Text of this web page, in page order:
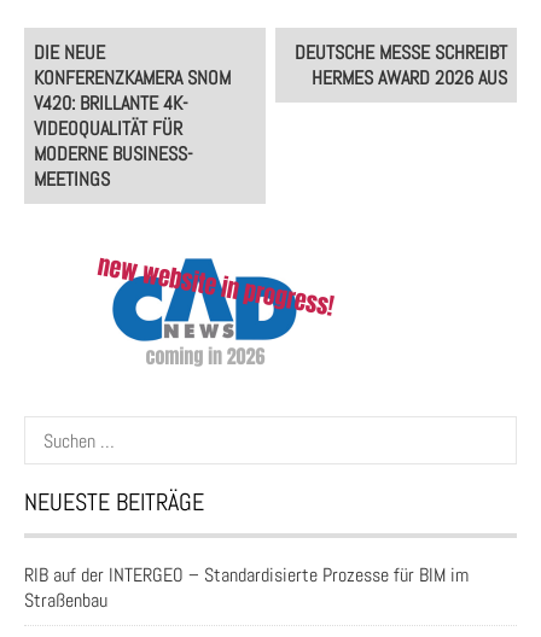
Post
navigation
DIE NEUE
KONFERENZKAMERA SNOM
V420: BRILLANTE 4K-
VIDEOQUALITÄT FÜR
MODERNE BUSINESS-
MEETINGS
DEUTSCHE MESSE SCHREIBT
HERMES AWARD 2026 AUS
Suchen
nach:
NEUESTE BEITRÄGE
RIB auf der INTERGEO – Standardisierte Prozesse für BIM im
Straßenbau